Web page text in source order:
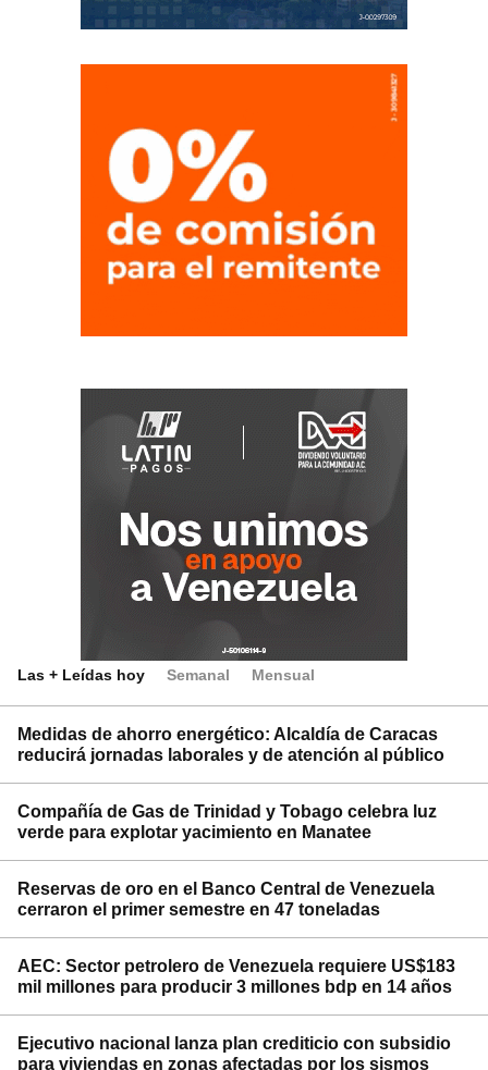
Las + Leídas hoy Semanal Mensual
Medidas de ahorro energético: Alcaldía de Caracas
reducirá jornadas laborales y de atención al público
Compañía de Gas de Trinidad y Tobago celebra luz
verde para explotar yacimiento en Manatee
Reservas de oro en el Banco Central de Venezuela
cerraron el primer semestre en 47 toneladas
AEC: Sector petrolero de Venezuela requiere US$183
mil millones para producir 3 millones bdp en 14 años
Ejecutivo nacional lanza plan crediticio con subsidio
para viviendas en zonas afectadas por los sismos